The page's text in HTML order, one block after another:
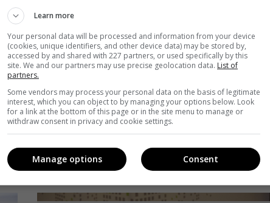
Если в жизни случился кризис и не хватает денег
посоветует вам обратиться к друзьям, которые
переживали подобное. Кажется, в команде
StarLightMedia как раз настал тот момент, когда
только теплые слова поддержки и
вдохновляющие речи топ-менеджеров спасают
коллектив не только от депрессии, но и от
страшного слова «трансформация».
Поделиться: Facebook
Learn more
Your personal data will be processed and information from your device
(cookies, unique identifiers, and other device data) may be stored by,
accessed by and shared with 227 partners, or used specifically by this
site. We and our partners may use precise geolocation data. List of
partners.
Some vendors may process your personal data on the basis of legitimate
interest, which you can object to by managing your options below. Look
for a link at the bottom of this page or in the site menu to manage or
withdraw consent in privacy and cookie settings.
Consent
Manage options